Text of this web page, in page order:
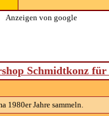
Anzeigen von google
Schmidtkonz
1980er Jahre sammeln.